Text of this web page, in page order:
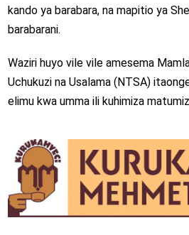
kando ya barabara, na mapitio ya
barabarani.
Waziri huyo vile vile amesema
Uchukuzi na Usalama (NTSA)
elimu kwa umma ili kuhimiza